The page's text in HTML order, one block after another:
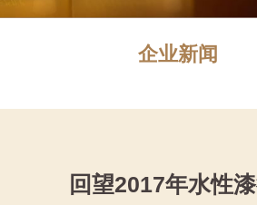
企业新闻
回望2017年水性